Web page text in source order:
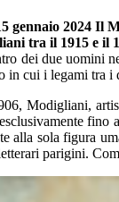
gennaio 2024 Il
tra il 1915 e il
dei due uomini
in cui i legami tra i
Modigliani,
alla sola figura
parigini.